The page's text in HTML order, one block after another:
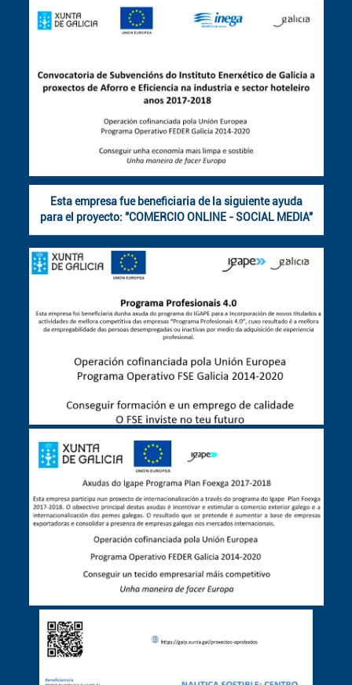
Esta empresa fue beneficiaria de la siguiente ayuda
para el proyecto: "COMERCIO ONLINE - SOCIAL MEDIA"